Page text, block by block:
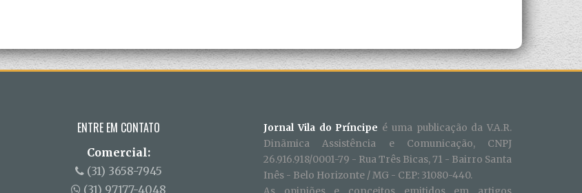
ENTRE EM CONTATO
Comercial:
(31) 3658-7945
(31) 97177-4048
Jornal Vila do Príncipe é uma publicação da V.A.R.
Dinãmica Assistência e Comunicação, CNPJ
26.916.918/0001-79 - Rua Três Bicas, 71 - Bairro Santa
Inês - Belo Horizonte / MG - CEP: 31080-440.